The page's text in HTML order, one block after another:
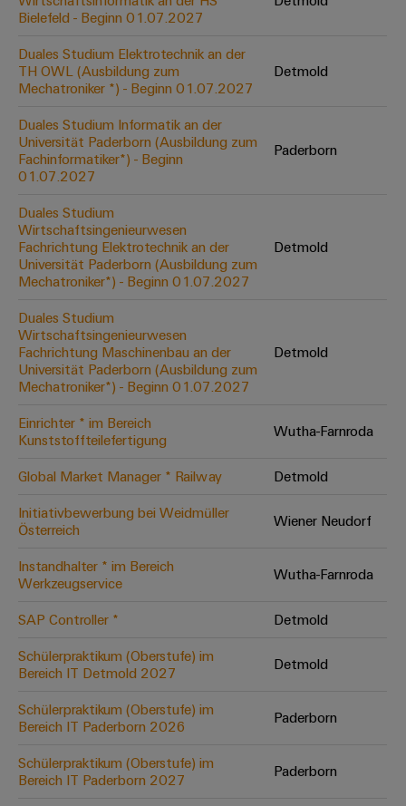
Abwasseraufbereitung
für
die
Wasser-
Abwasserindustrie
Wasserstoff
Wasserstoff
Schlüsseltechnologie
für
die
Energiewende
Effizienter
Betrieb
von
Windparks
Werkzeuge
Automaten
Software
Markierer
Industriedrucker
Cabinet
Infrastructure
Assemblierungsservice
Bestückte
Klemmenleisten
Modifizierte
und
bestückte
Kundenspezifische
Kabelkonfektionierung
Praxisnahe
Unsere Neuheiten
im Bereich
Bielefeld - Beginn 01.07.2027
Duales Studium Elektrotechnik an der
TH OWL (Ausbildung zum
Mechatroniker *) - Beginn 01.07.2027
Detmold
Duales Studium Informatik an der
Universität Paderborn (Ausbildung zum
Fachinformatiker*) - Beginn
01.07.2027
Paderborn
Duales Studium
Wirtschaftsingenieurwesen
Fachrichtung Elektrotechnik an der
Universität Paderborn (Ausbildung zum
Mechatroniker*) - Beginn 01.07.2027
Detmold
Duales Studium
Wirtschaftsingenieurwesen
Fachrichtung Maschinenbau an der
Universität Paderborn (Ausbildung zum
Mechatroniker*) - Beginn 01.07.2027
Detmold
Einrichter * im Bereich
Kunststoffteilefertigung
Wutha-Farnroda
Global Market Manager * Railway
Detmold
Initiativbewerbung bei Weidmüller
Österreich
Wiener Neudorf
Instandhalter * im Bereich
Werkzeugservice
Wutha-Farnroda
SAP Controller *
Detmold
Schülerpraktikum (Oberstufe) im
Bereich IT Detmold 2027
Detmold
Schülerpraktikum (Oberstufe) im
Bereich IT Paderborn 2026
Paderborn
Schülerpraktikum (Oberstufe) im
Bereich IT Paderborn 2027
Paderborn